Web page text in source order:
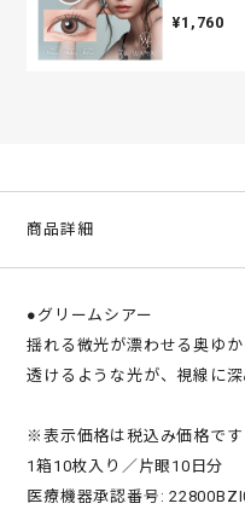
¥1,760
商品詳細
●グリームシアー
揺れる微光が漂わせる奥ゆ
透けるような光が、視線に深
※表示価格は税込み価格です
1箱10枚入り／片眼10日分
医療機器承認番号: